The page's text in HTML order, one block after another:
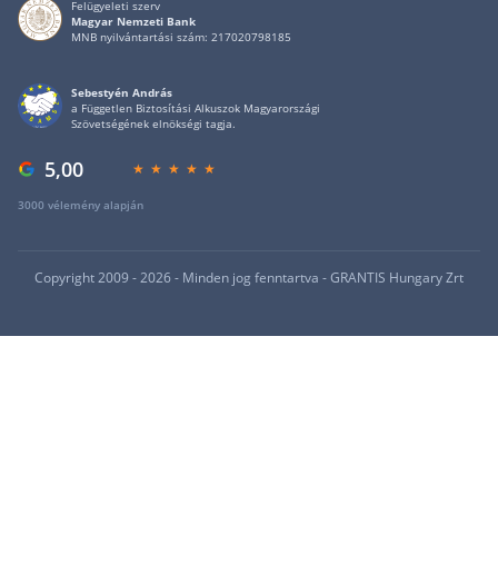
Felügyeleti szerv
Magyar Nemzeti Bank
MNB nyilvántartási szám: 217020798185
Sebestyén András
a Független Biztosítási Alkuszok Magyarországi
Szövetségének elnökségi tagja.
5,00
3000 vélemény alapján
Copyright 2009 - 2026 - Minden jog fenntartva - GRANTIS Hungary Zrt